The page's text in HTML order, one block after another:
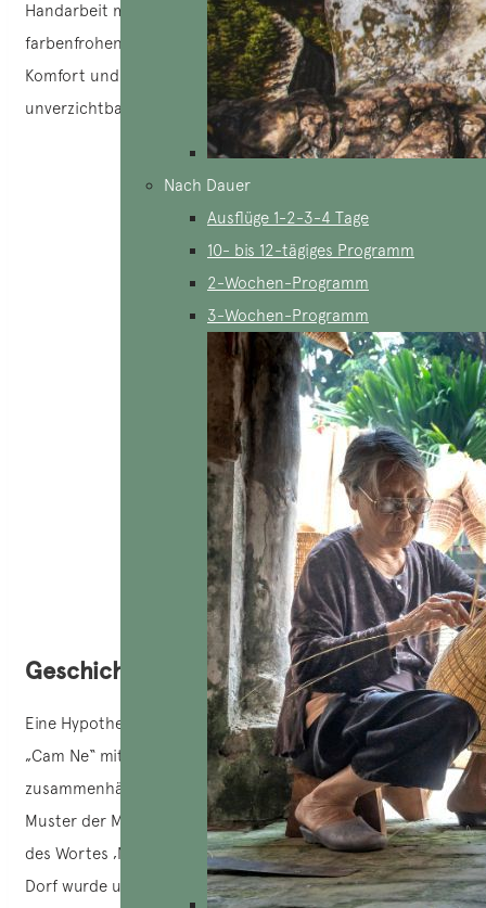
Nach Dauer
Ausflüge 1-2-3-4 Tage
10- bis 12-tägiges Programm
2-Wochen-Programm
3-Wochen-Programm
Handarbeit mit verschiedenen traditionellen und
farbenfrohen Mustern hergestellt. Ihre Haltbarkeit, ihr
Komfort und ihre Ästhetik machen diese Matten zu einem
unverzichtbaren Bestandteil der vietnamesischen Kultur.
Geschichte des Mattendorfes Cam Ne
Eine Hypothese legt nahe, dass der Ursprung des Namens
„Cam Ne“ mit der Mattenweberei des Dorfes
zusammenhängt. „Cẩm“ würde sich auf die dekorativen
Muster der Matten beziehen, während ‚Nê‘ eine Variante
des Wortes ‚Nề‘ wäre, das die Textilien bezeichnet. Das
Dorf wurde unter der Nguyễn -Dynastie gegründet und